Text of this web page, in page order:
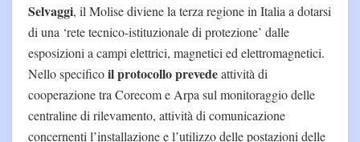
Selvaggi, il Molise diviene la terza regione in Italia a dotarsi
di una ‘rete tecnico-istituzionale di protezione’ dalle
esposizioni a campi elettrici, magnetici ed elettromagnetici.
Nello specificoil protocollo prevedeattività di
cooperazione tra Corecom e Arpa sul monitoraggio delle
centraline di rilevamento, attività di comunicazione
concernenti l’installazione e l’utilizzo delle postazioni delle